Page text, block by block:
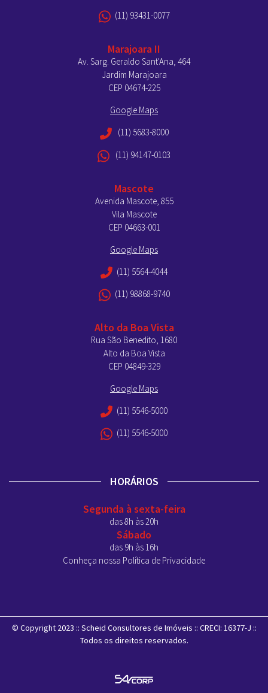
(11) 93431-0077
Marajoara II
Av. Sarg. Geraldo Sant'Ana, 464
Jardim Marajoara
CEP 04674-225
Google Maps
(11) 5683-8000
(11) 94147-0103
Mascote
Avenida Mascote, 855
Vila Mascote
CEP 04663-001
Google Maps
(11) 5564-4044
(11) 98868-9740
Alto da Boa Vista
Rua São Benedito, 1680
Alto da Boa Vista
CEP 04849-329
Google Maps
(11) 5546-5000
(11) 5546-5000
HORÁRIOS
Segunda à sexta-feira
das 8h às 20h
Sábado
das 9h às 16h
Conheça nossa Política de Privacidade
© Copyright 2023 :: Scheid Consultores de Imóveis :: CRECI: 16377-J ::
Todos os direitos reservados.